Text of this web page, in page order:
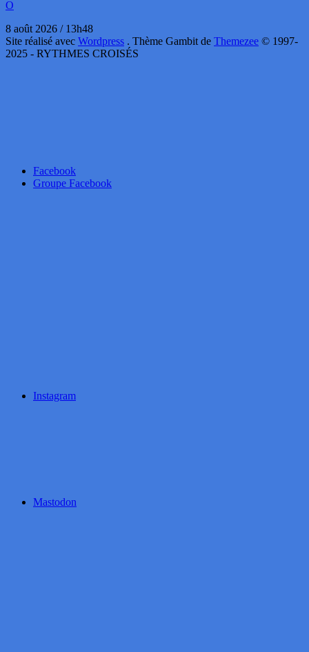
O
8 août 2026 / 13h48
Site réalisé avec Wordpress . Thème Gambit de Themezee © 1997-
2025 - RYTHMES CROISÉS
Facebook
Groupe Facebook
Instagram
Mastodon